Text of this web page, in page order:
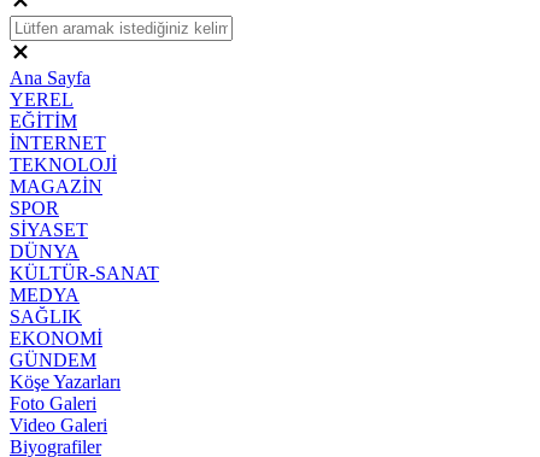
Ana Sayfa
YEREL
EĞİTİM
İNTERNET
TEKNOLOJİ
MAGAZİN
SPOR
SİYASET
DÜNYA
KÜLTÜR-SANAT
MEDYA
SAĞLIK
EKONOMİ
GÜNDEM
Köşe Yazarları
Foto Galeri
Video Galeri
Biyografiler